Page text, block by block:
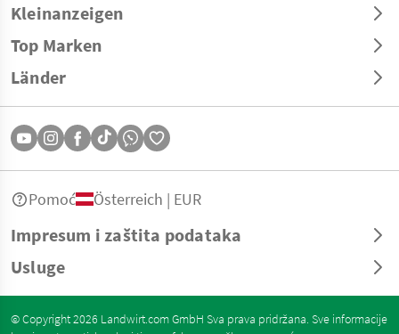
Kleinanzeigen
Top Marken
Länder
Impresum i zaštita podataka
Usluge
Pomoć Österreich | EUR
© Copyright 2026 Landwirt.com GmbH Sva prava pridržana. Sve informacije